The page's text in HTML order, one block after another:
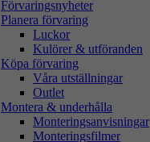
Förvaringsnyheter
Planera förvaring
Luckor
Kulörer & utföranden
Köpa förvaring
Våra utställningar
Outlet
Montera & underhålla
Monteringsanvisningar
Monteringsfilmer